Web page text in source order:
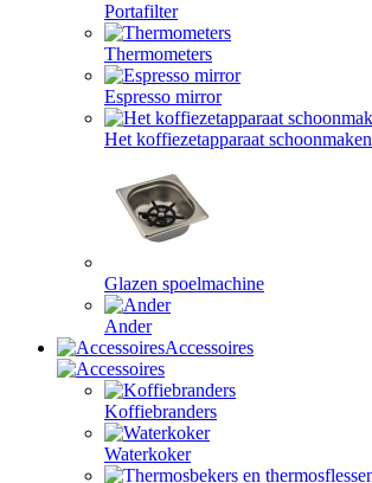
Portafilter
Thermometers
Espresso mirror
Het koffiezetapparaat schoonmaken
Glazen spoelmachine
Ander
Accessoires
Koffiebranders
Waterkoker